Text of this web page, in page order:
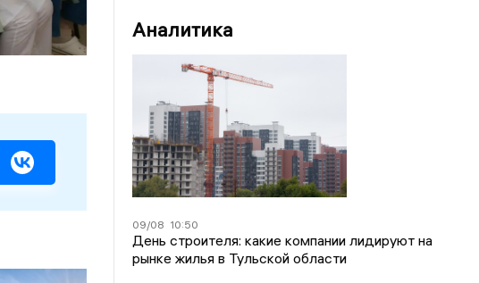
Аналитика
09/08 10:50
День строителя: какие компании лидируют на
рынке жилья в Тульской области